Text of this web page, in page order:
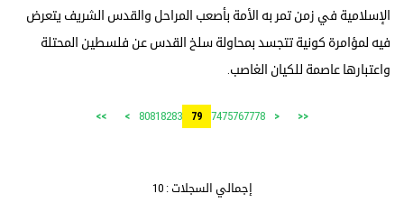
الإسلامية في زمن تمر به الأمة بأصعب المراحل والقدس الشريف يتعرض
فيه لمؤامرة كونية تتجسد بمحاولة سلخ القدس عن فلسطين المحتلة
واعتبارها عاصمة للكيان الغاصب.
<<
<
7475767778
79
80818283
>
>>
إجمالي السجلات : 10